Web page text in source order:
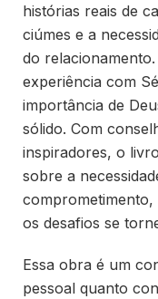
histórias reais de
ciúmes e a
do
experiência com
importância de
sólido. Com
inspiradores, o
sobre a
comprometimento,
os desafios se
Essa obra é um
pessoal quanto